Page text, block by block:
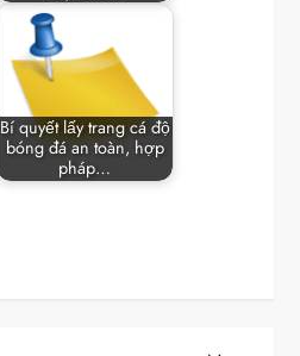
Bí quyết lấy trang cá độ
bóng đá an toàn, hợp
pháp…